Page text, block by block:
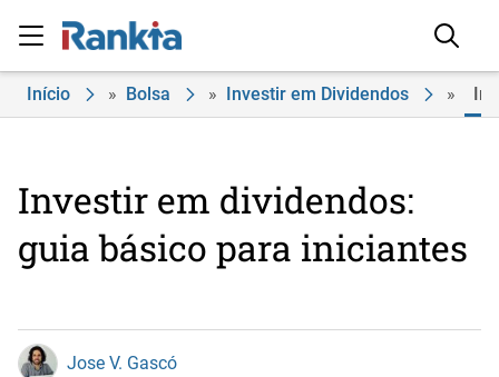
Início » Bolsa » Investir em Dividendos »
Investir em dividendos:
guia básico para iniciantes
Jose V. Gascó